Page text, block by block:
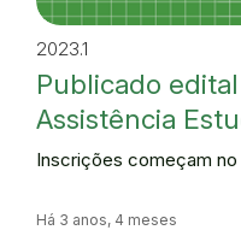
2023.1
Publicado
Assistência
Inscrições começam
Há 3 anos, 4 meses